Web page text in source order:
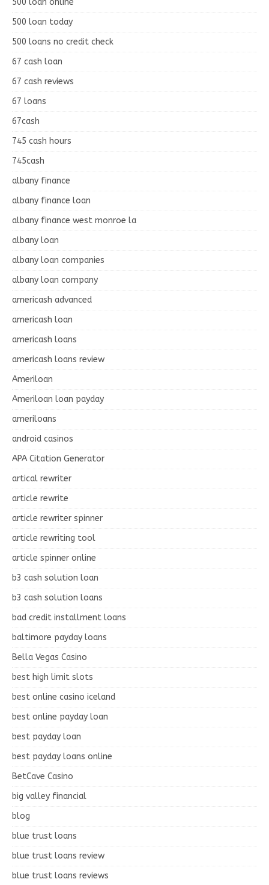
500 loan today
500 loans no credit check
67 cash loan
67 cash reviews
67 loans
67cash
745 cash hours
745cash
albany finance
albany finance loan
albany finance west monroe la
albany loan
albany loan companies
albany loan company
americash advanced
americash loan
americash loans
americash loans review
Ameriloan
Ameriloan loan payday
ameriloans
android casinos
APA Citation Generator
artical rewriter
article rewrite
article rewriter spinner
article rewriting tool
article spinner online
b3 cash solution loan
b3 cash solution loans
bad credit installment loans
baltimore payday loans
Bella Vegas Casino
best high limit slots
best online casino iceland
best online payday loan
best payday loan
best payday loans online
BetCave Casino
big valley financial
blog
blue trust loans
blue trust loans review
blue trust loans reviews